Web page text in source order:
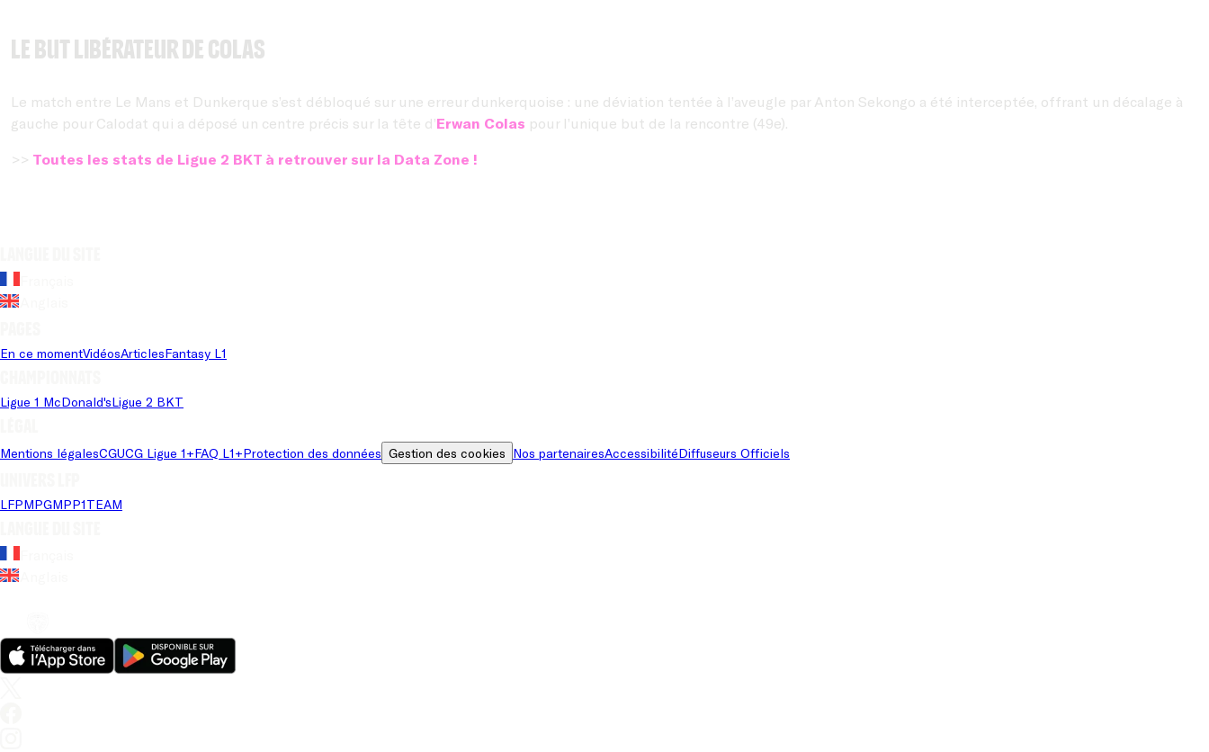
Le but libérateur de Colas
Le match entre Le Mans et Dunkerque s’est débloqué sur une erreur dunkerquoise : une déviation tentée à l’aveugle par Anton Sekongo a été interceptée, offrant un décalage à
gauche pour Calodat qui a déposé un centre précis sur la tête d’Erwan Colas pour l’unique but de la rencontre (49e).
>> Toutes les stats de Ligue 2 BKT à retrouver sur la Data Zone !
En ce momentVidéosArticlesFantasy L1
Ligue 1 McDonald'sLigue 2 BKT
Mentions légalesCGUCG Ligue 1+FAQ L1+Protection des données Gestion des cookies Nos partenairesAccessibilitéDiffuseurs Officiels
LFPMPGMPP1TEAM